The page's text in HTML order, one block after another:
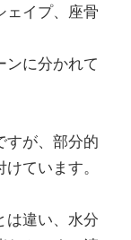
ェイプ、座骨
ンに分かれて
すが、部分的
ています。
は違い、水分